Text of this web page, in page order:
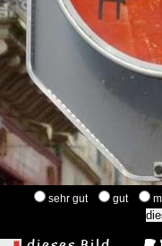
sehr gut gut